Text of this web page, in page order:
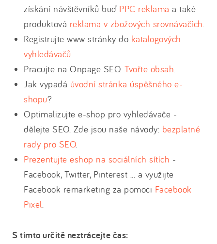
získání návštěvníků buď PPC reklama a také
produktová reklama v zbožových srovnávačích.
Registrujte www stránky do katalogových
vyhledávačů.
Pracujte na Onpage SEO. Tvořte obsah.
Jak vypadá úvodní stránka úspěšného e-
shopu?
Optimalizujte e-shop pro vyhledávače -
dělejte SEO. Zde jsou naše návody: bezplatné
rady pro SEO.
Prezentujte eshop na sociálních sítích -
Facebook, Twitter, Pinterest ... a využijte
Facebook remarketing za pomoci Facebook
Pixel.
S tímto určitě neztrácejte čas: